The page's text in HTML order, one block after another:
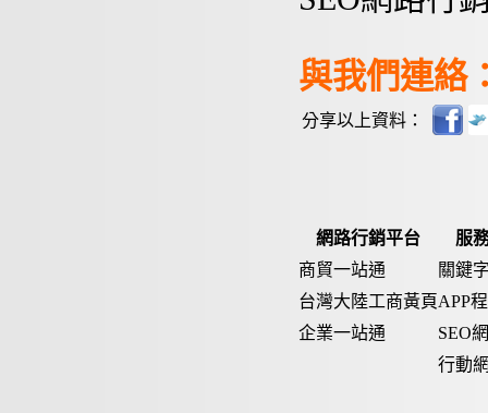
與我們連絡
分享以上資料：
網路行銷平台
服
商貿一站通
關鍵
台灣大陸工商黃頁APP
企業一站通
SEO
行動